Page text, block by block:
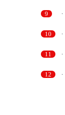
9
10
11
12